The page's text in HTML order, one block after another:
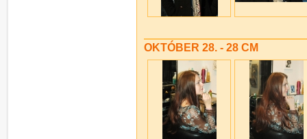
OKTÓBER 28. - 28 CM